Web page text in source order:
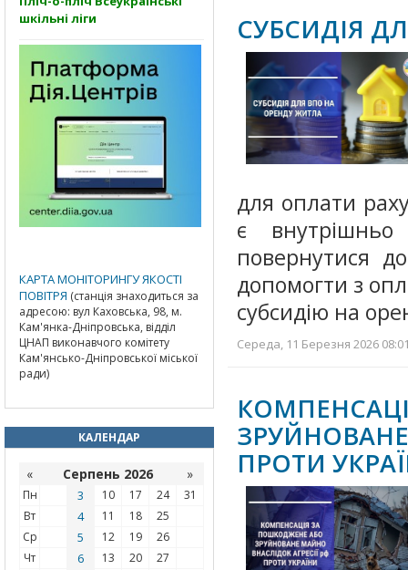
шкільні ліги
КАРТА МОНІТОРИНГУ ЯКОСТІ
ПОВІТРЯ (станція знаходиться за
адресою: вул Каховська, 98, м.
Кам'янка-Дніпровська, відділ
ЦНАП виконавчого комітету
Кам'янсько-Дніпровської міської
ради)
КАЛЕНДАР
« Серпень 2026 »
Пн 3 10 17 24
31
Вт
4 11 18
25
Ср
5 12 19
26
Чт
6 13 20
27
СУБСИДІЯ
для оплати
є
повернутися
допомогти з
субсидію на
Середа, 11 Березня 2026
ПРОТИ